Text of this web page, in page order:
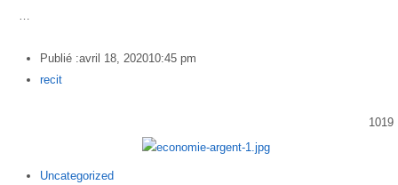
Publié :avril 18, 202010:45 pm
Author
recit
1019
Uncategorized